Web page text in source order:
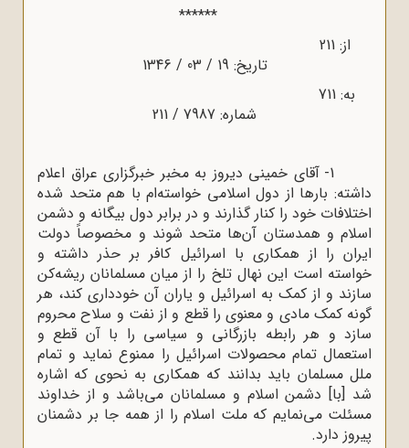
******
تاریخ: 19 / 03 / 1346
شماره: 7987 / 211
1- آقای خمینی دیروز به مخبر خبرگزاری عراق اعلام
داشته: بارها از دول اسلامی خواسته‌ام با هم متحد شده
اختلافات خود را کنار گذارند و در برابر دول بیگانه و دشمن
اسلام و همدستان آن‌ها متحد شوند و مخصوصاً دولت
ایران را از همکاری با اسرائیل کافر بر حذر داشته و
خواسته است این نهال تلخ را از میان مسلمانان ریشه‌کن
سازند و از کمک به اسرائیل و یاران آن خودداری کند، هر
گونه کمک مادی و معنوی را قطع و از نفت و سلاح محروم
سازد و هر رابطه بازرگانی و سیاسی را با آن قطع و
استعمال تمام محصولات اسرائیل را ممنوع نماید و تمام
ملل مسلمان باید بدانند که همکاری به نحوی که اشاره
شد [با] دشمن اسلام و مسلمانان می‌باشد و از خداوند
مسئلت می‌نمایم که ملت اسلام را از همه جا بر دشمنان
پیروز دارد.